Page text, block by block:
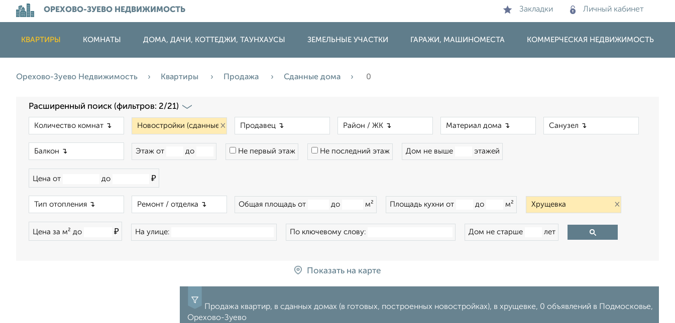
ОРЕХОВО-ЗУЕВО НЕДВИЖИМОСТЬ Закладки Личный кабинет
КВАРТИРЫ КОМНАТЫ ДОМА, ДАЧИ, КОТТЕДЖИ, ТАУНХАУСЫ ЗЕМЕЛЬНЫЕ УЧАСТКИ ГАРАЖИ, МАШИНОМЕСТА КОММЕРЧЕСКАЯ НЕДВИЖИМОСТЬ
Орехово-Зуево Недвижимость Квартиры Продажа Сданные дома 0
Расширенный поиск (фильтров: 2/21)
×
Этаж от до Не первый этаж Не последний этаж Дом не выше этажей
Цена от до ₽
Общая площадь от до м² Площадь кухни от до м² ×
Цена за м² до ₽ На улице: По ключевому слову: Дом не старше лет
Показать на карте
Продажа квартир, в сданных домах (в готовых, построенных новостройках), в хрущевке, 0 объявлений в Подмосковье,
Орехово-Зуево